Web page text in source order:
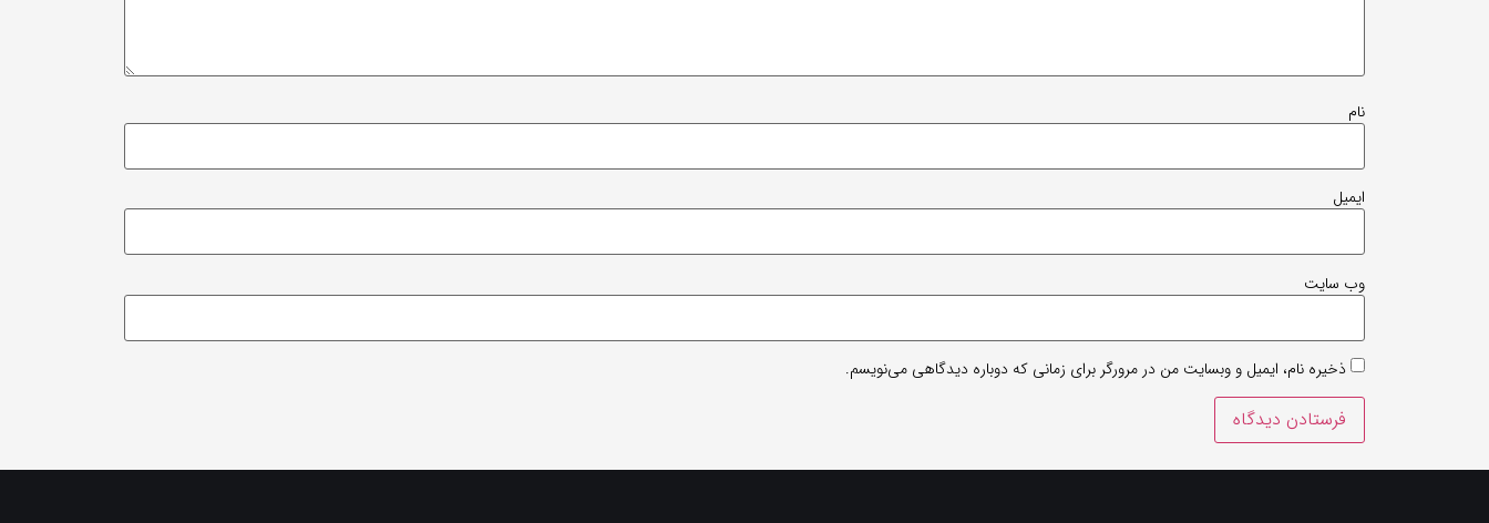
نام
ایمیل
وب‌ سایت
ذخیره نام، ایمیل و وبسایت من در مرورگر برای زمانی که دوباره دیدگاهی می‌نویسم.